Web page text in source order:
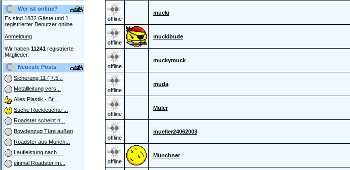
Wer ist online?
Es sind 1832 Gäste und 1
registrierter Benutzer online
Anmeldung
Wir haben 11241 registrierte
Mitglieder.
Neueste Posts
Sicherung 11 ( 7,5...
Metallleitung vers...
Alles Plastik - Br...
Suche Rückleuchte ...
Roadster scheint n...
Bowdenzug Türe außen
Roadster aus Münch...
Laufleistung nach ...
einmal Roadster im...
offline
mucki
offline
muckibude
offline
muckymuck
offline
muda
offline
Müler
offline
mueller24062003
offline
Münchner